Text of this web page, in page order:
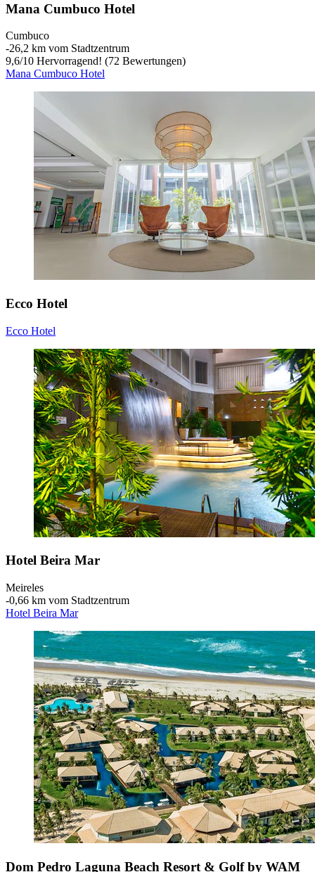
Mana Cumbuco Hotel
Cumbuco
‐26,2 km vom Stadtzentrum
9,6/10 Hervorragend! (72 Bewertungen)
Mana Cumbuco Hotel
Ecco Hotel
Ecco Hotel
Hotel Beira Mar
Meireles
‐0,66 km vom Stadtzentrum
Hotel Beira Mar
Dom Pedro Laguna Beach Resort & Golf by WAM